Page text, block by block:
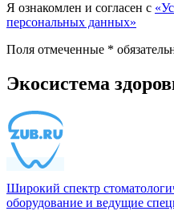
Я ознакомлен и согласен с
персональных данных»
Поля отмеченные *
Экосистема
Широкий спектр
оборудование и ведущие